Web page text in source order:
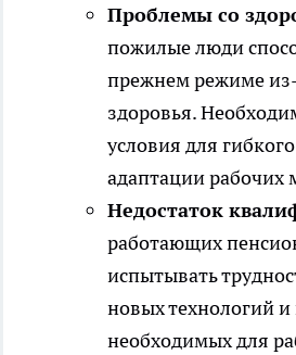
Проблемы со
пожилые люди
прежнем режиме
здоровья.
условия для
адаптации рабочих
Недостаток
работающих
испытывать
новых технологий
необходимых для